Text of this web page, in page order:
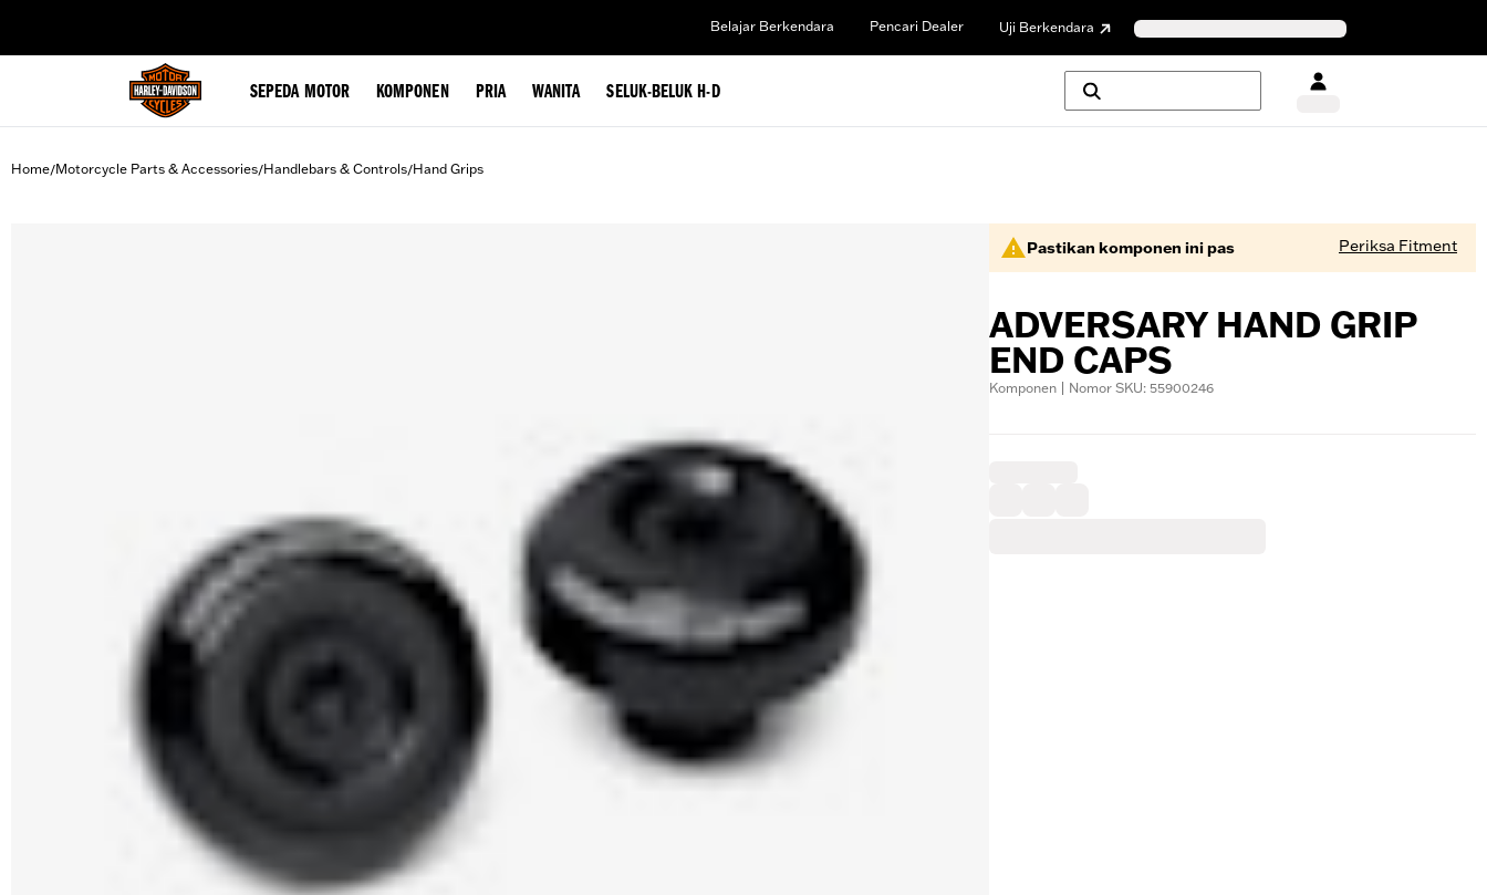
Belajar Berkendara Pencari Dealer Uji Berkendara
SEPEDA MOTOR KOMPONEN PRIA WANITA SELUK-BELUK H-D
Home/Motorcycle Parts & Accessories/Handlebars & Controls/Hand Grips
Pastikan komponen ini pas Periksa Fitment
ADVERSARY HAND GRIP
END CAPS
Komponen | Nomor SKU: 55900246